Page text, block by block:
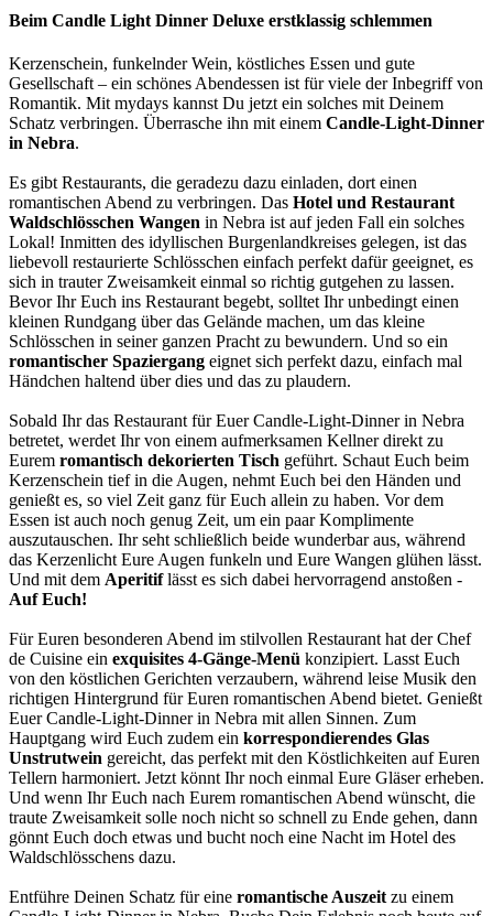
Beim Candle Light Dinner Deluxe erstklassig schlemmen
Kerzenschein, funkelnder Wein, köstliches Essen und gute
Gesellschaft – ein schönes Abendessen ist für viele der Inbegriff von
Romantik. Mit mydays kannst Du jetzt ein solches mit Deinem
Schatz verbringen. Überrasche ihn mit einem Candle-Light-Dinner
in Nebra.
Es gibt Restaurants, die geradezu dazu einladen, dort einen
romantischen Abend zu verbringen. Das Hotel und Restaurant
Waldschlösschen Wangen in Nebra ist auf jeden Fall ein solches
Lokal! Inmitten des idyllischen Burgenlandkreises gelegen, ist das
liebevoll restaurierte Schlösschen einfach perfekt dafür geeignet, es
sich in trauter Zweisamkeit einmal so richtig gutgehen zu lassen.
Bevor Ihr Euch ins Restaurant begebt, solltet Ihr unbedingt einen
kleinen Rundgang über das Gelände machen, um das kleine
Schlösschen in seiner ganzen Pracht zu bewundern. Und so ein
romantischer Spaziergang eignet sich perfekt dazu, einfach mal
Händchen haltend über dies und das zu plaudern.
Sobald Ihr das Restaurant für Euer Candle-Light-Dinner in Nebra
betretet, werdet Ihr von einem aufmerksamen Kellner direkt zu
Eurem romantisch dekorierten Tisch geführt. Schaut Euch beim
Kerzenschein tief in die Augen, nehmt Euch bei den Händen und
genießt es, so viel Zeit ganz für Euch allein zu haben. Vor dem
Essen ist auch noch genug Zeit, um ein paar Komplimente
auszutauschen. Ihr seht schließlich beide wunderbar aus, während
das Kerzenlicht Eure Augen funkeln und Eure Wangen glühen lässt.
Und mit dem Aperitiflässt es sich dabei hervorragend anstoßen -
Auf Euch!
Für Euren besonderen Abend im stilvollen Restaurant hat der Chef
de Cuisine ein exquisites 4-Gänge-Menü konzipiert. Lasst Euch
von den köstlichen Gerichten verzaubern, während leise Musik den
richtigen Hintergrund für Euren romantischen Abend bietet. Genießt
Euer Candle-Light-Dinner in Nebra mit allen Sinnen. Zum
Hauptgang wird Euch zudem ein korrespondierendes Glas
Unstrutwein gereicht, das perfekt mit den Köstlichkeiten auf Euren
Tellern harmoniert. Jetzt könnt Ihr noch einmal Eure Gläser erheben.
Und wenn Ihr Euch nach Eurem romantischen Abend wünscht, die
traute Zweisamkeit solle noch nicht so schnell zu Ende gehen, dann
gönnt Euch doch etwas und bucht noch eine Nacht im Hotel des
Waldschlösschens dazu.
Entführe Deinen Schatz für eine romantische Auszeit zu einem